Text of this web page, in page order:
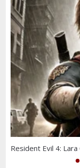
Resident Evil 4: